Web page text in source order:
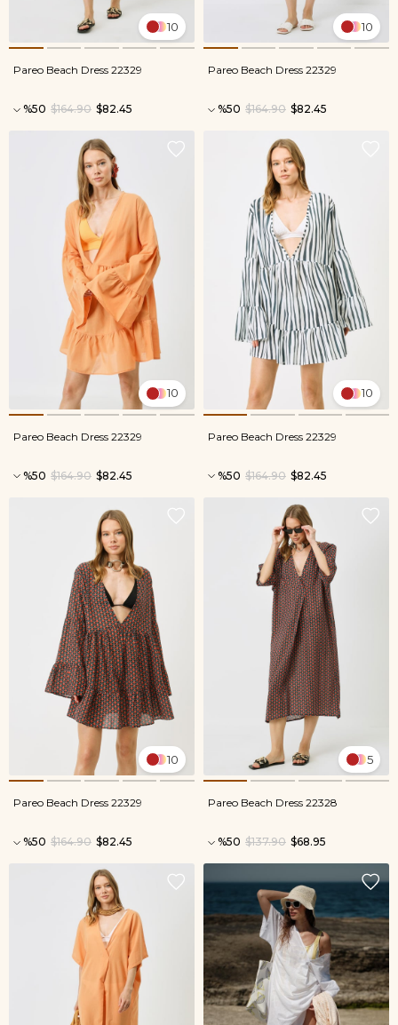
10
Pareo Beach Dress 22329
%50 $82.45
$164.90
10
Pareo Beach Dress 22329
%50 $82.45
$164.90
10
Pareo Beach Dress 22329
%50 $82.45
$164.90
10
Pareo Beach Dress 22329
%50 $82.45
$164.90
10
Pareo Beach Dress 22329
%50 $82.45
$164.90
5
Pareo Beach Dress 22328
%50 $68.95
$137.90